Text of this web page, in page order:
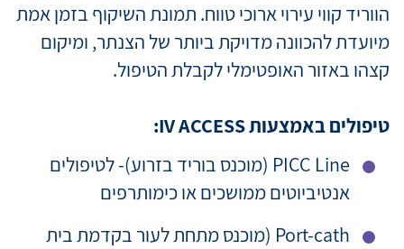
הווריד קווי עירוי ארוכי טווח. תמונת השיקוף בזמן אמת
מיועדת להכוונה מדויקת ביותר של הצנתר, ומיקום
קצהו באזור האופטימלי לקבלת הטיפול.
טיפולים באמצעות IV ACCESS:
PICC Line (מוכנס בוריד בזרוע)- לטיפולים
אנטיביוטים ממושכים או כימותרפים
Port-cath (מוכנס מתחת לעור בקדמת בית